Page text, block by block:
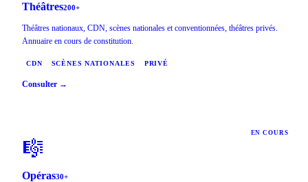
Théâtres200+
Théâtres nationaux, CDN, scènes nationales et conventionnées, théâtres privés.
Annuaire en cours de constitution.
CDN SCÈNES NATIONALES PRIVÉ
Consulter →
EN COURS
🎼
Opéras30+